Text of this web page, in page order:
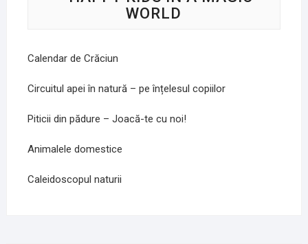
WORLD
Calendar de Crăciun
Circuitul apei în natură – pe înțelesul copiilor
Piticii din pădure – Joacă-te cu noi!
Animalele domestice
Caleidoscopul naturii